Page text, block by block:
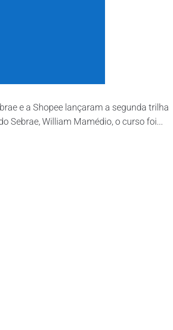
e a Shopee lançaram a segunda trilha
Sebrae, William Mamédio, o curso foi...